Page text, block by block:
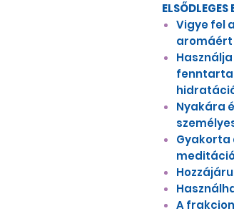
Vigye fel
aromáért
Nyakára
Gyakorta
A